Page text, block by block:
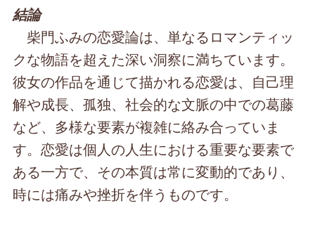
結論
柴門ふみの恋愛論は、単なるロマンティッ
クな物語を超えた深い洞察に満ちています。
彼女の作品を通じて描かれる恋愛は、自己理
解や成長、孤独、社会的な文脈の中での葛藤
など、多様な要素が複雑に絡み合っていま
す。恋愛は個人の人生における重要な要素で
ある一方で、その本質は常に変動的であり、
時には痛みや挫折を伴うものです。